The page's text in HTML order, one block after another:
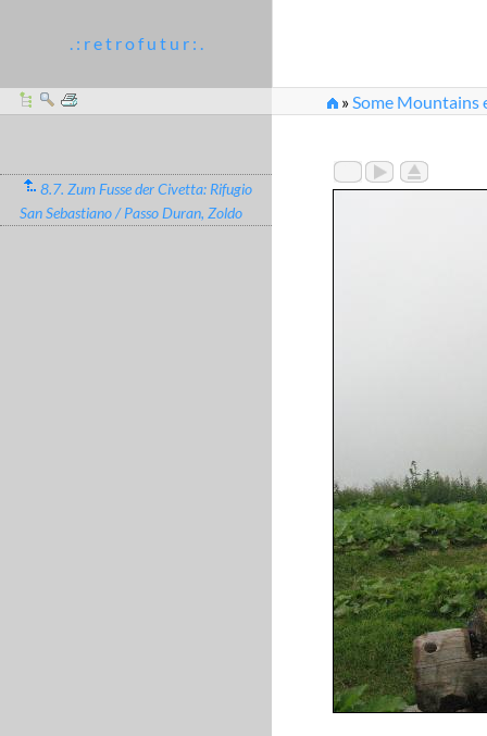
. : r e t r o f u t u r : .
»Some Mountains
8.7. Zum Fusse der Civetta: Rifugio
San Sebastiano / Passo Duran, Zoldo